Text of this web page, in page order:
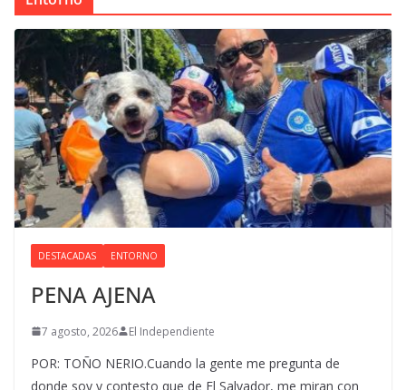
DESTACADAS ENTORNO
PENA AJENA
7 agosto, 2026 El Independiente
POR: TOÑO NERIO.Cuando la gente me pregunta de
donde soy y contesto que de El Salvador, me miran con